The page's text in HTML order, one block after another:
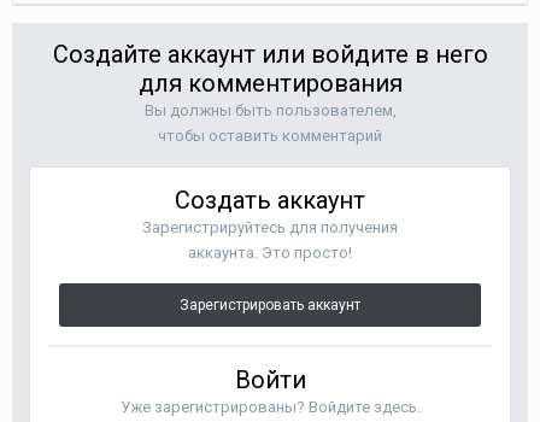
Создайте аккаунт или войдите в него
для комментирования
Вы должны быть пользователем,
чтобы оставить комментарий
Создать аккаунт
Зарегистрируйтесь для получения
аккаунта. Это просто!
Зарегистрировать аккаунт
Войти
Уже зарегистрированы? Войдите здесь.